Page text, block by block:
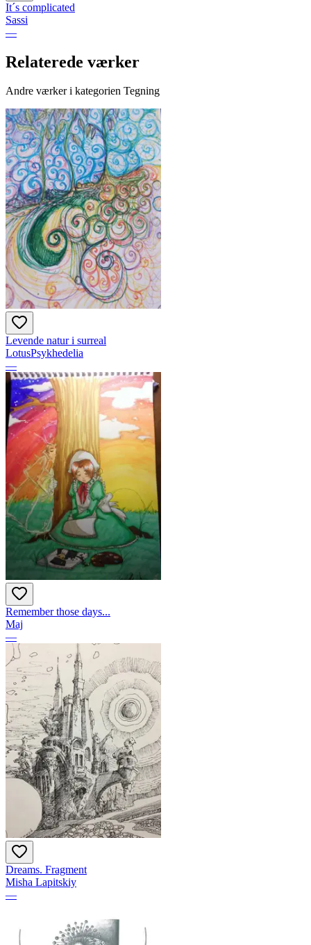
It´s complicated
Sassi
—
Relaterede værker
Andre værker i kategorien Tegning
Levende natur i surreal
LotusPsykhedelia
—
Remember those days...
Maj
—
Dreams. Fragment
Misha Lapitskiy
—